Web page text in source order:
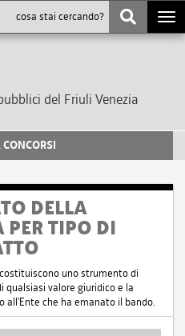
del Friuli Venezia
CONCORSI
DELLA
PER TIPO DI
uno strumento di
qualsiasi valore giuridico e la
all'Ente che ha emanato il bando.